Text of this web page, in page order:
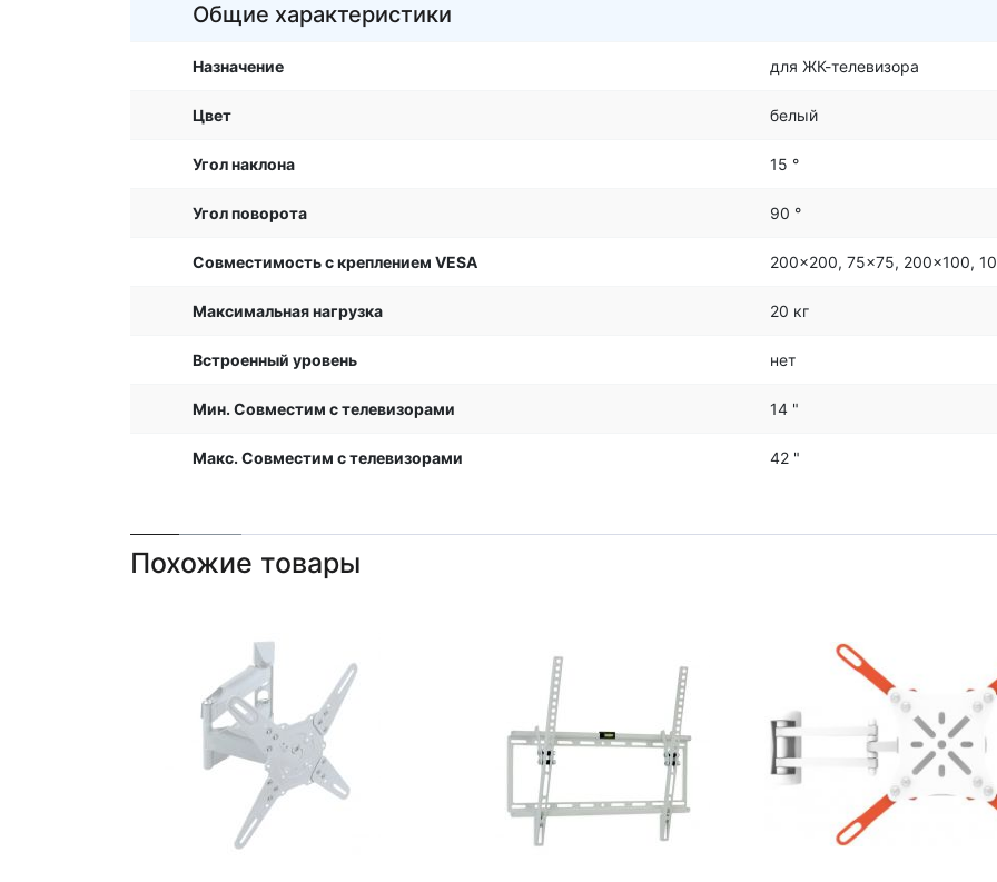
Общие характеристики
Назначение для ЖК-телевизора
Цвет белый
Угол наклона 15 °
Угол поворота 90 °
Совместимость с креплением VESA 200x200, 75x75, 200x100,
Максимальная нагрузка 20 кг
Встроенный уровень нет
Мин. Совместим с телевизорами 14 "
Макс. Совместим с телевизорами 42 "
Похожие товары